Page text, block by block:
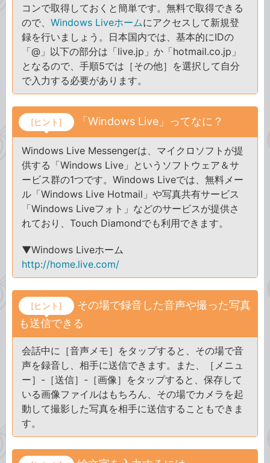
コンで取得しておくと簡単です。無料で取得できる
ので、 Windows Liveホームにアクセスして新規登
録を行いましょう。日本国内では、基本的にIDの
「@」以下の部分は「live.jp」か「hotmail.co.jp」
となるので、手順5では［その他］を選択して自分
で入力する必要があります。
[ヒント] 「Windows Live」ってなに？
Windows Live Messengerは、マイクロソフトが提
供する「Windows Live」というソフトウェア＆サ
ービス群の1つです。Windows Liveでは、無料メー
ル「Windows Live Hotmail」や写真共有サービス
「Windows Liveフォト」などのサービスが提供さ
れており、Touch Diamondでも利用できます。
▼Windows Liveホーム
http://home.live.com/
[ヒント]
その場で録音した音声や撮った写真
も送信できる
会話中に［音声メモ］をタップすると、その場で音
声を録音し、相手に送信できます。また、［メニュ
ー］-［送信］-［画像］をタップすると、保存して
いる画像ファイルはもちろん、その場でカメラを起
動して撮影した写真を相手に送信することもできま
す。